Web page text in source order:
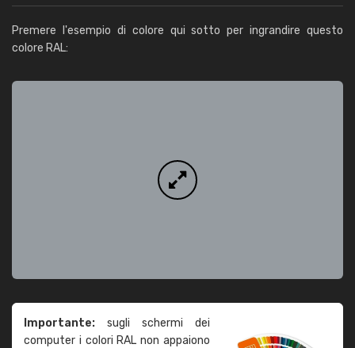
Premere l'esempio di colore qui sotto per ingrandire questo
colore RAL:
Importante: sugli schermi dei
computer i colori RAL non appaiono